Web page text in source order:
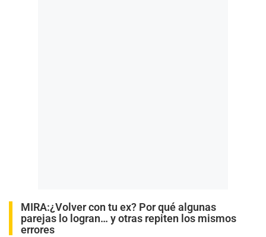
MIRA:¿Volver con tu ex? Por qué algunas
parejas lo logran… y otras repiten los mismos
errores